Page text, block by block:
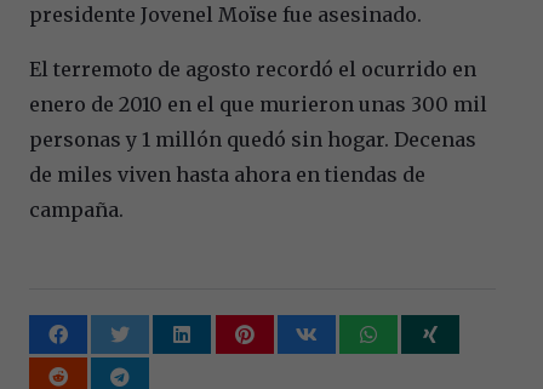
presidente Jovenel Moïse fue asesinado.
El terremoto de agosto recordó el ocurrido en
enero de 2010 en el que murieron unas 300 mil
personas y 1 millón quedó sin hogar. Decenas
de miles viven hasta ahora en tiendas de
campaña.